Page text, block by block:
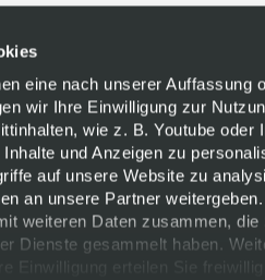
eine nach unserer Auffassung
wir Ihre Einwilligung zur
wie z. B. Youtube oder
und Anzeigen zu
auf unsere Website zu
an unsere Partner
weiteren Daten zusammen,
Dienste gesammelt haben.
Einwilligung erteilen Sie